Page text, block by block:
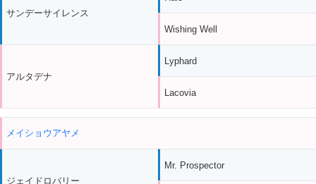
サンデーサイレンス
アルタデナ
Wishing Well
Lyphard
Lacovia
メイショウアヤメ
ジェイドロバリー
Mr. Prospector